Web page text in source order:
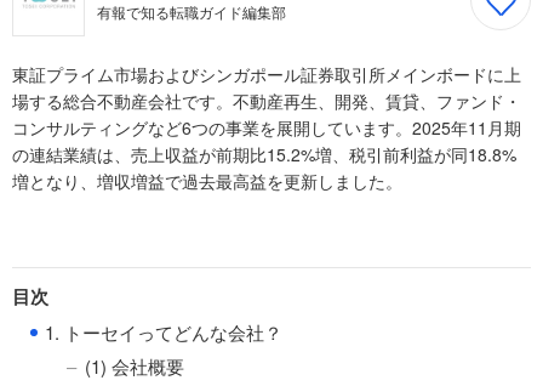
有報で知る転職ガイド編集部
東証プライム市場およびシンガポール証券取引所メインボードに上
場する総合不動産会社です。不動産再生、開発、賃貸、ファンド・
コンサルティングなど6つの事業を展開しています。2025年11月期
の連結業績は、売上収益が前期比15.2%増、税引前利益が同18.8%
増となり、増収増益で過去最高益を更新しました。
目次
● 1. トーセイってどんな会社？
(1) 会社概要